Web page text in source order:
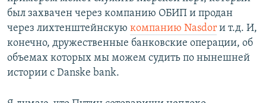
был захвачен через компанию ОБИП и продан
через лихтенштейнскую компанию Nasdor и т.д. И,
конечно, дружественные банковские операции, об
объемах которых мы можем судить по нынешней
истории с Danske bank.